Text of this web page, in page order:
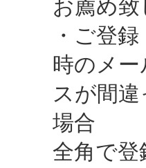
お薦め
・ご登
時のメ
スが間
場合
全角で